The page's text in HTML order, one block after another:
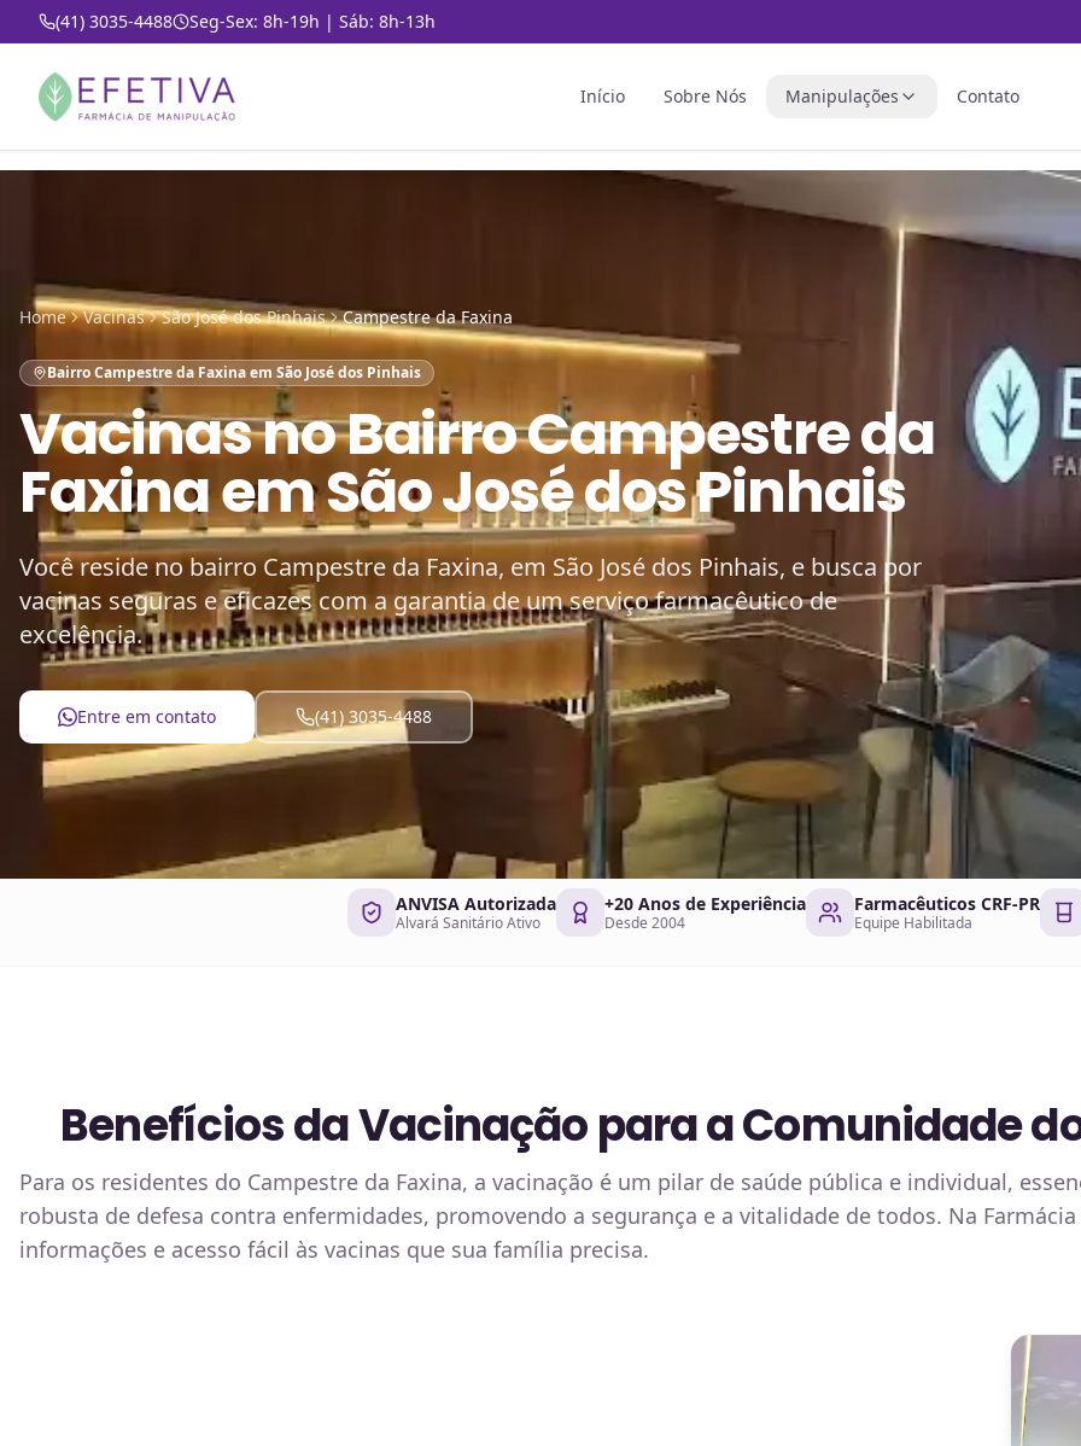
(41) 3035-4488 Seg-Sex: 8h-19h | Sáb: 8h-13h
Início Sobre Nós Manipulações Contato
Home Vacinas São José dos Pinhais Campestre da Faxina
Bairro Campestre da Faxina em São José dos Pinhais
VacinasnoBairro Campestre da
Faxina em São José dos Pinhais
Você reside no bairro Campestre da Faxina, em São José dos Pinhais, e busca por
vacinas seguras e eficazes com a garantia de um serviço farmacêutico de
excelência.
Entre em contato (41) 3035-4488
ANVISA Autorizada
Alvará Sanitário Ativo
+20 Anos de Experiência
Desde 2004
Farmacêuticos CRF-PR
Equipe Habilitada
Benefícios da Vacinação para a Comunidade
Para os residentes do Campestre da Faxina, a vacinação é um pilar de saúde pública e individual,
robusta de defesa contra enfermidades, promovendo a segurança e a vitalidade de todos. Na
informações e acesso fácil às vacinas que sua família precisa.